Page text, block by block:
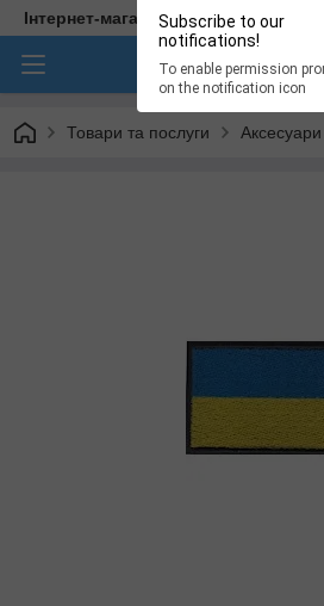
Subscribe to our
notifications!
To enable permission
on the notification icon
Інтернет-магазин медичного одягу
Товари та послуги Аксесуари